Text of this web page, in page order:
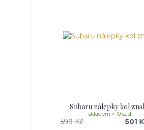
Subaru nálepky kol
599 Kč 501
skladem > 10 sad